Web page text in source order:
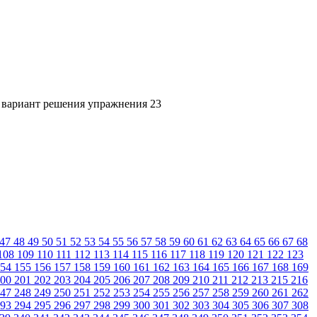
решения упражнения 23
47 48 49 50 51 52 53 54 55 56 57 58 59 60 61 62 63 64 65 66 67 68
109 110 111 112 113 114 115 116 117 118 119 120 121 122 123
155 156 157 158 159 160 161 162 163 164 165 166 167 168 169
201 202 203 204 205 206 207 208 209 210 211 212 213 215 216
248 249 250 251 252 253 254 255 256 257 258 259 260 261 262
294 295 296 297 298 299 300 301 302 303 304 305 306 307 308